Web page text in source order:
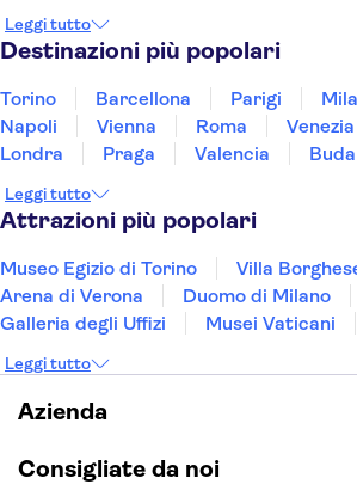
Tunisia
Turchia Vietnam
Leggi tutto
Destinazioni più popolari
Torino Barcellona Parigi
Napoli
Vienna Roma Venezia
Londra
Praga Valencia
Palermo
Leggi tutto
Attrazioni più popolari
Museo Egizio di Torino
Villa
Arena di Verona
Duomo di Milano
Galleria degli Uffizi
Musei Vaticani
Reggia di Caserta
Teatro alla Scala
Sagrada Familia
Napoli Sotterranea
Leggi tutto
Azienda
Consigliate da noi